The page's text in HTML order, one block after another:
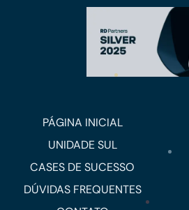
PÁGINA INICIAL
UNIDADE SUL
CASES DE SUCESSO
DÚVIDAS FREQUENTES